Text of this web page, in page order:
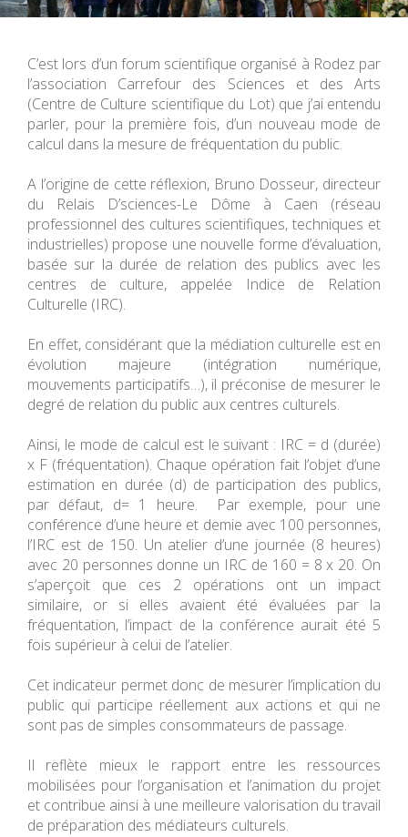
C’est lors d’un forum scientifique organisé à Rodez par
l’association Carrefour des Sciences et des Arts
(Centre de Culture scientifique du Lot) que j’ai entendu
parler, pour la première fois, d’un nouveau mode de
calcul dans la mesure de fréquentation du public.
A l’origine de cette réflexion, Bruno Dosseur, directeur
du Relais D’sciences-Le Dôme à Caen (réseau
professionnel des cultures scientifiques, techniques et
industrielles) propose une nouvelle forme d’évaluation,
basée sur la durée de relation des publics avec les
centres de culture, appelée Indice de Relation
Culturelle (IRC).
En effet, considérant que la médiation culturelle est en
évolution majeure (intégration numérique,
mouvements participatifs…), il préconise de mesurer le
degré de relation du public aux centres culturels.
Ainsi, le mode de calcul est le suivant : IRC = d (durée)
x F (fréquentation). Chaque opération fait l’objet d’une
estimation en durée (d) de participation des publics,
par défaut, d= 1 heure. Par exemple, pour une
conférence d’une heure et demie avec 100 personnes,
l’IRC est de 150. Un atelier d’une journée (8 heures)
avec 20 personnes donne un IRC de 160 = 8 x 20. On
s’aperçoit que ces 2 opérations ont un impact
similaire, or si elles avaient été évaluées par la
fréquentation, l’impact de la conférence aurait été 5
fois supérieur à celui de l’atelier.
Cet indicateur permet donc de mesurer l’implication du
public qui participe réellement aux actions et qui ne
sont pas de simples consommateurs de passage.
Il reflète mieux le rapport entre les ressources
mobilisées pour l’organisation et l’animation du projet
et contribue ainsi à une meilleure valorisation du travail
de préparation des médiateurs culturels.